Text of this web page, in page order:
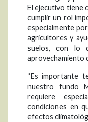
El ejecutivo tiene
cumplir un rol
especialmente
agricultores y
suelos, con lo
aprovechamiento
“Es importante
nuestro fundo
requiere
condiciones en
efectos